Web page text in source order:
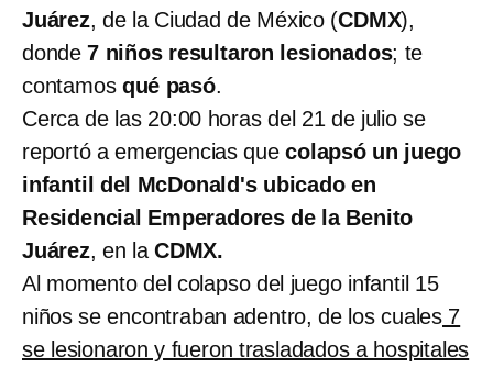
Juárez, de la Ciudad de México (CDMX),
donde7 niños resultaron lesionados; te
contamos qué pasó.
Cerca de las 20:00 horas del 21 de julio se
reportó a emergencias quecolapsó un juego
infantil del McDonald's ubicado en
Residencial Emperadores de la Benito
Juárez, en laCDMX.
Al momento del colapso del juego infantil 15
niños se encontraban adentro, de los cuales 7
se lesionaron y fueron trasladados a hospitales